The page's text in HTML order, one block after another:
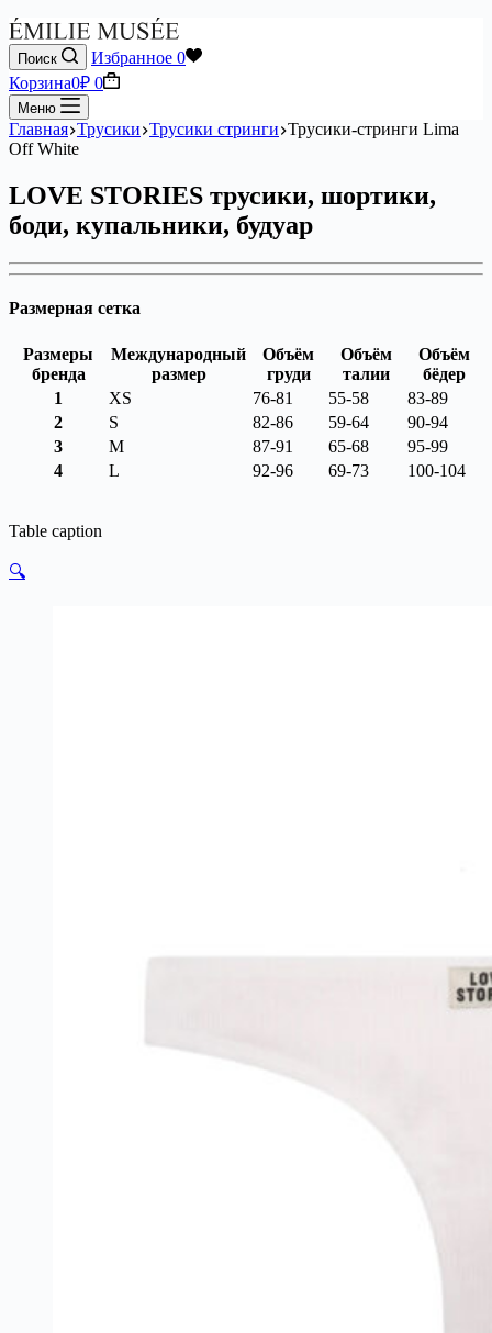
Поиск Избранное 0
Корзина0₽ 0
Меню
Главная Трусики Трусики стринги Трусики-стринги Lima
Off White
LOVE STORIES трусики, шортики,
боди, купальники, будуар
Размерная сетка
Размеры
бренда
Международный
размер
Объём
груди
Объём
талии
Объём
бёдер
1
XS 76-81 55-58
83-89
2
S 82-86 59-64
90-94
3
M 87-91 65-68
95-99
4
L 92-96 69-73 100-104
Table caption
🔍